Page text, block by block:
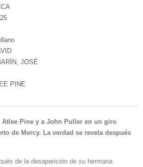
JOSÉ
PINE
Atlee Pine y a John Puller en un giro
de Mercy. La verdad se revela después
de la desaparición de su hermana